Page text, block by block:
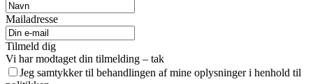
Mailadresse
Tilmeld dig
Vi har modtaget din tilmelding – tak
Jeg samtykker til behandlingen af mine oplysninger i henhold til